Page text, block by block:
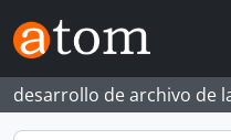
Skip to main content
desarrollo de archivo de